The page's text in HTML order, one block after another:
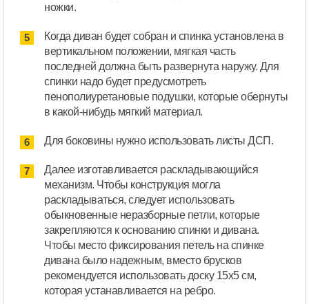
ножки.
Когда диван будет собран и спинка установлена в
вертикальном положении, мягкая часть
последней должна быть развернута наружу. Для
спинки надо будет предусмотреть
пенополиуретановые подушки, которые обернуты
в какой-нибудь мягкий материал.
Для боковины нужно использовать листы ДСП.
Далее изготавливается раскладывающийся
механизм. Чтобы конструкция могла
раскладываться, следует использовать
обыкновенные неразборные петли, которые
закрепляются к основанию спинки и дивана.
Чтобы место фиксирования петель на спинке
дивана было надежным, вместо брусков
рекомендуется использовать доску 15х5 см,
которая устанавливается на ребро.